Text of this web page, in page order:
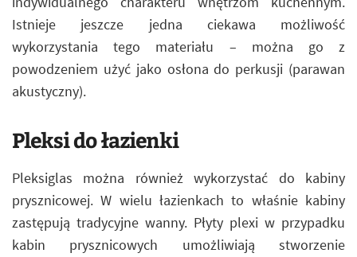
Istnieje jeszcze jedna ciekawa możliwość
wykorzystania tego materiału – można go z
powodzeniem użyć jako osłona do perkusji (parawan
akustyczny).
Pleksi do łazienki
Pleksiglas można również wykorzystać do kabiny
prysznicowej. W wielu łazienkach to właśnie kabiny
zastępują tradycyjne wanny. Płyty plexi w przypadku
kabin prysznicowych umożliwiają stworzenie